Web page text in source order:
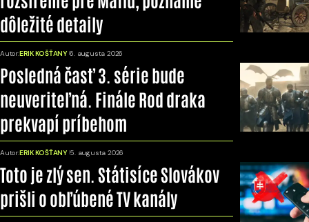
dôležité detaily
Autor:ERIK KOŠŤANY 6. augusta 2026
Posledná časť 3. série bude
neuveriteľná. Finále Rod draka
prekvapí príbehom
Autor:ERIK KOŠŤANY 5. augusta 2026
Toto je zlý sen. Státisíce Slovákov
prišli o obľúbené TV kanály